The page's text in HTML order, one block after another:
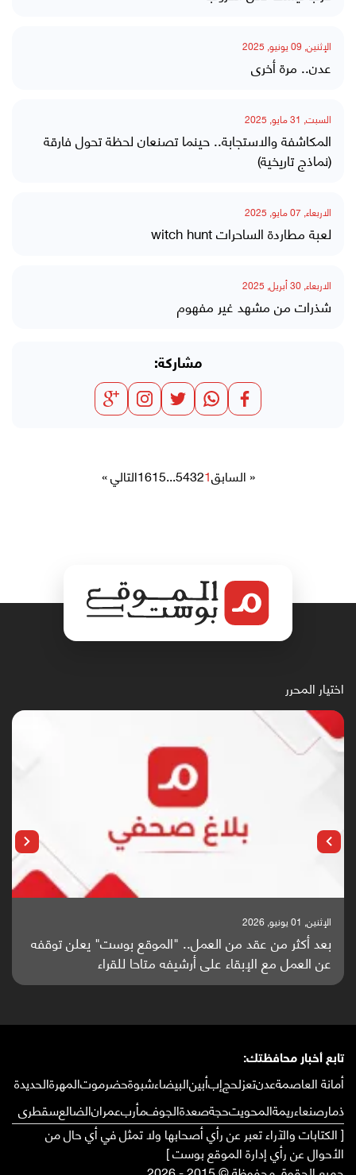
الإثنين, 09 يونيو, 2025
عدن.. مرة أخرى
السبت, 31 مايو, 2025
المكاشفة والاستجابة.. حينما تصنعان لحظة تحول فارقة
(نماذج تاريخية)
الاربعاء, 07 مايو, 2025
لعبة مطاردة الساحرات witch hunt
الاربعاء, 30 أبريل, 2025
شذرات من مشهد غير مفهوم
مشاركة:
« السابق1
2
3
4
5
...
15
16التالي »
اختيار المحرر
الإثنين, 01 يونيو, 2026
بعد أكثر من عقد من العمل.. "الموقع بوست" يعلن توقفه
عن العمل مع الإبقاء على أرشيفه متاحا للقراء
تابع أخبار محافظتك:
أمانة العاصمةعدنتعزلحجإبأبينالبيضاءشبوةحضرموتالمهرةالحديدة
ذمارصنعاءريمةالمحويتحجةصعدةالجوفمأربعمرانالضالعسقطرى
[ الكتابات والآراء تعبر عن رأي أصحابها ولا تمثل في أي حال من
الأحوال عن رأي إدارة الموقع بوست ]